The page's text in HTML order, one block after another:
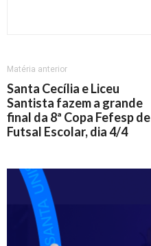
Matéria anterior
Santa Cecília e Liceu
Santista fazem a grande
final da 8ª Copa Fefesp de
Futsal Escolar, dia 4/4